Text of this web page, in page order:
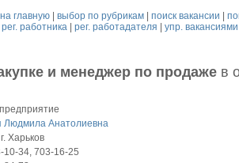
на главную| выбор по рубрикам| поиск вакансии
рег. работника |рег. работадателя |упр. вакансиями
и менеджер по продаже в
Людмила Анатолиевна
Харьков
10-34, 703-16-25